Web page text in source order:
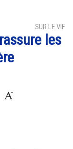
SUR LE VIF
les